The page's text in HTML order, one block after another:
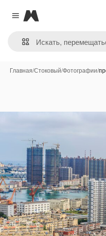
Close menu
Magnific
Главная/Стоковый/Фотографии/